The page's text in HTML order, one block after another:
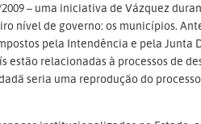
– uma iniciativa de Vázquez
nível de governo: os municípios.
pela Intendência e pela Junta
estão relacionadas à processos de
seria uma reprodução do